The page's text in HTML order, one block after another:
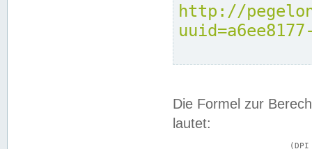
http://
Die Formel zur
lautet: